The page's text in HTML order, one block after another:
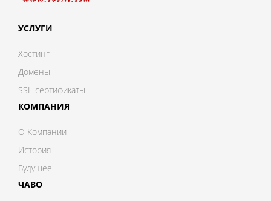
УСЛУГИ
Хостинг
Домены
SSL-сертификаты
КОМПАНИЯ
О Компании
История
Будущее
ЧАВО